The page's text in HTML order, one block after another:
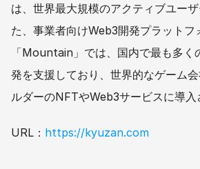
は、世界最大規模のアクティブユー
た、事業者向けWeb3開発プラットフ
「Mountain」では、国内で最も多く
発を支援しており、世界的なゲーム
ルダーのNFTやWeb3サービスに導入
URL： https://kyuzan.com